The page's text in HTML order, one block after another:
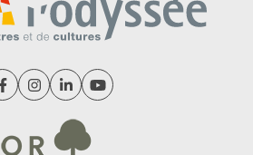
Lien vers le compte Facebook
Lien vers le compte Instagram
Lien vers le compte
Lien vers la chaîne